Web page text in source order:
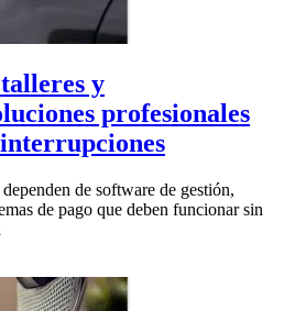
y
profesionales
de software de gestión,
de pago que deben funcionar sin